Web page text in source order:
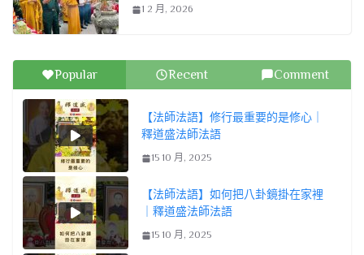
1 2 月, 2026
Popular Recent Comment
【法師法語】修行最重要的是修心｜
釋道盛法師法語
15 10 月, 2025
【法師法語】如何把八卦鏡掛在家裡
｜釋道盛法師法語
15 10 月, 2025